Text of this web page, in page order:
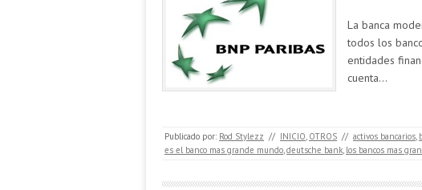
La banca
todos los
entidades
cuenta…
Publicado por: Rod Stylezz // INICIO, OTROS // activos bancarios,
es el banco mas grande mundo,deutsche bank, los bancos mas